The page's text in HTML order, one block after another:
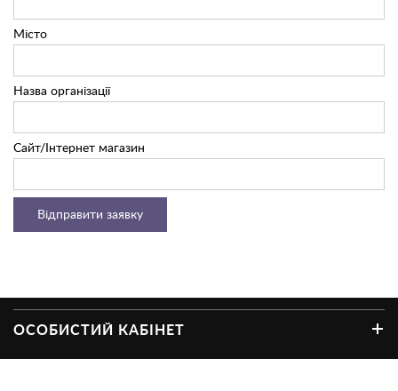
Місто
Назва організації
Сайт/Інтернет магазин
ОСОБИСТИЙ КАБІНЕТ